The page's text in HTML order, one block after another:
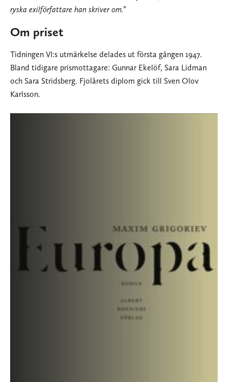
ryska exilförfattare han skriver om.”
Om priset
Tidningen VI:s utmärkelse delades ut första gången 1947.
Bland tidigare prismottagare: Gunnar Ekelöf, Sara Lidman
och Sara Stridsberg. Fjolårets diplom gick till Sven Olov
Karlsson.